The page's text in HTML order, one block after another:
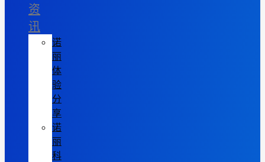
资
讯
诺
丽
体
验
分
享
诺
丽
科